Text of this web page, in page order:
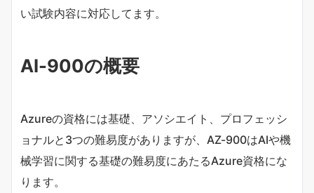
い試験内容に対応してます。
AI-900の概要
Azureの資格には基礎、アソシエイト、プロフェッシ
ョナルと3つの難易度がありますが、AZ-900はAIや機
械学習に関する基礎の難易度にあたるAzure資格にな
ります。